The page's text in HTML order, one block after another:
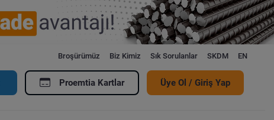
Broşürümüz Biz Kimiz Sık Sorulanlar SKDM EN
Proemtia Kartlar Üye Ol / Giriş Yap